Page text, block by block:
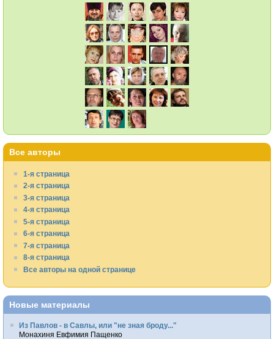
Все авторы
1-я страница
2-я страница
3-я страница
4-я страница
5-я страница
6-я страница
7-я страница
8-я страница
Все авторы на одной странице
Новые материалы
Из Павлов - в Савлы, или "не зная броду..."
Монахиня Евфимия Пащенко